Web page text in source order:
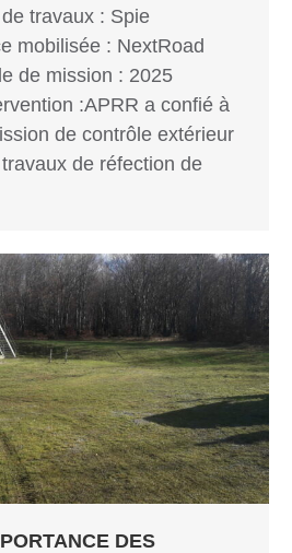
travaux : Spie
mobilisée : NextRoad
de mission : 2025
:APRR a confié à
de contrôle extérieur
de réfection de
DES